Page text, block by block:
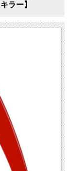
ラー】